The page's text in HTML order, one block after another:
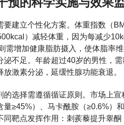
要建立个性化方案。体重指数（
）减轻体重，因为每减少
需增加健康脂肪摄入，使体脂率
泌不足。年龄超过40岁的男性，
放激素分泌，延缓性腺功能衰退。
的选择需遵循循证原则。市场上
量≥45%）、马卡酰胺（≥0.6%）
同靶点发挥作用：刺蒺藜提升睾